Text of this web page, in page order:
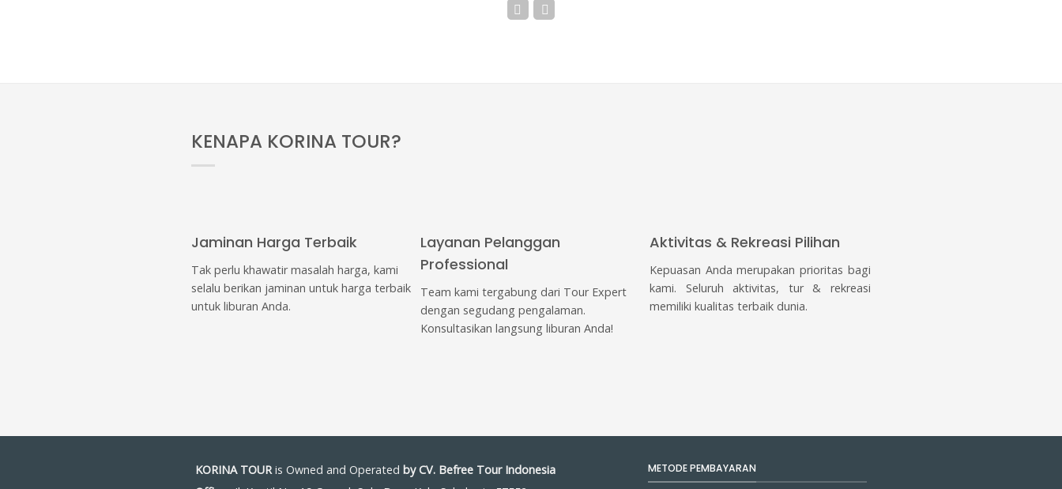
Tak perlu khawatir masalah harga, kami
selalu berikan jaminan untuk harga terbaik
untuk liburan Anda.
Team kami tergabung dari Tour Expert
dengan segudang pengalaman.
Konsultasikan langsung liburan Anda!
Kepuasan Anda merupakan prioritas bagi
kami. Seluruh aktivitas, tur & rekreasi
memiliki kualitas terbaik dunia.
KORINA TOURis Owned and Operatedby CV. Befree Tour Indonesia
Phone :+6281392772721